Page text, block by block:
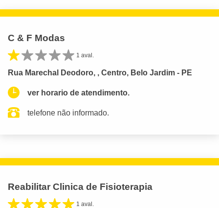
C & F Modas
1 aval.
Rua Marechal Deodoro, , Centro, Belo Jardim - PE
ver horario de atendimento.
telefone não informado.
Reabilitar Clinica de Fisioterapia
1 aval.